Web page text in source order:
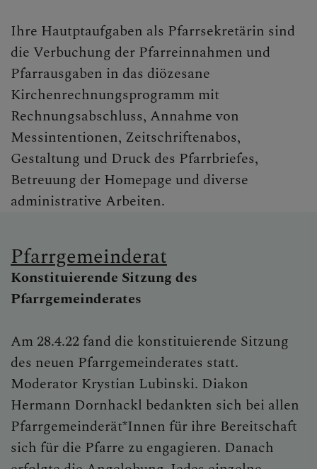
Ihre Hautptaufgaben als Pfarrsekretärin sind
die Verbuchung der Pfarreinnahmen und
Pfarrausgaben in das diözesane
Kirchenrechnungsprogramm mit
Rechnungsabschluss, Annahme von
Messintentionen, Zeitschriftenabos,
Gestaltung und Druck des Pfarrbriefes,
Betreuung der Homepage und diverse
administrative Arbeiten.
Pfarrgemeinderat
Konstituierende Sitzung des
Pfarrgemeinderates
Am 28.4.22 fand die konstituierende Sitzung
des neuen Pfarrgemeinderates statt.
Moderator Krystian Lubinski. Diakon
Hermann Dornhackl bedankten sich bei allen
Pfarrgemeinderät*Innen für ihre Bereitschaft
sich für die Pfarre zu engagieren. Danach